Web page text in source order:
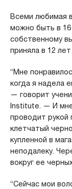
Всеми любимая
можно быть в
собственному
приняла в 12
“Мне
когда я надела
— говорит
Institute. — И мне
проводит
клетчатый
купленной в
неподалеку.
вокруг ее
“Сейчас мои